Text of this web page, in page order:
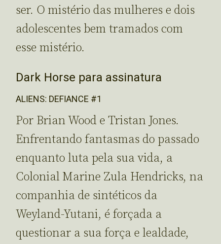
ser. O mistério das mulheres e dois
adolescentes bem tramados com
esse mistério.
Dark Horse para assinatura
ALIENS: DEFIANCE #1
Por Brian Wood e Tristan Jones.
Enfrentando fantasmas do passado
enquanto luta pela sua vida, a
Colonial Marine Zula Hendricks, na
companhia de sintéticos da
Weyland-Yutani, é forçada a
questionar a sua força e lealdade,